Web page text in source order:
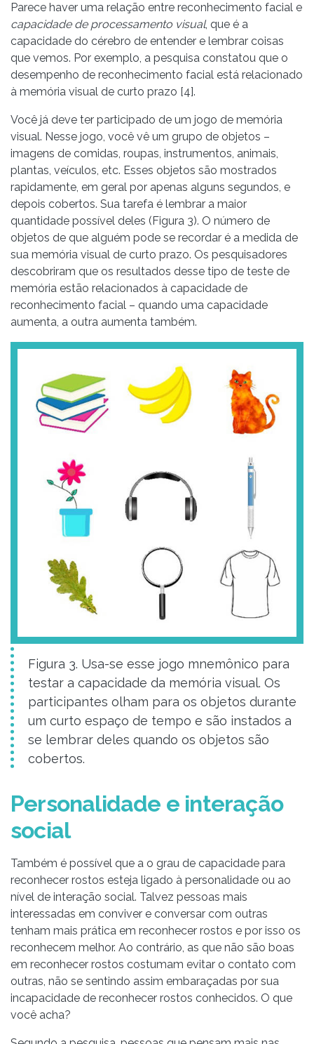
Parece haver uma relação entre reconhecimento facial e
capacidade de processamento visual, que é a
capacidade do cérebro de entender e lembrar coisas
que vemos. Por exemplo, a pesquisa constatou que o
desempenho de reconhecimento facial está relacionado
à memória visual de curto prazo [4].
Você já deve ter participado de um jogo de memória
visual. Nesse jogo, você vê um grupo de objetos –
imagens de comidas, roupas, instrumentos, animais,
plantas, veículos, etc. Esses objetos são mostrados
rapidamente, em geral por apenas alguns segundos, e
depois cobertos. Sua tarefa é lembrar a maior
quantidade possível deles (Figura 3). O número de
objetos de que alguém pode se recordar é a medida de
sua memória visual de curto prazo. Os pesquisadores
descobriram que os resultados desse tipo de teste de
memória estão relacionados à capacidade de
reconhecimento facial – quando uma capacidade
aumenta, a outra aumenta também.
Figura 3. Usa-se esse jogo mnemônico para
testar a capacidade da memória visual. Os
participantes olham para os objetos durante
um curto espaço de tempo e são instados a
se lembrar deles quando os objetos são
cobertos.
Personalidade e interação
social
Também é possível que a o grau de capacidade para
reconhecer rostos esteja ligado à personalidade ou ao
nível de interação social. Talvez pessoas mais
interessadas em conviver e conversar com outras
tenham mais prática em reconhecer rostos e por isso os
reconhecem melhor. Ao contrário, as que não são boas
em reconhecer rostos costumam evitar o contato com
outras, não se sentindo assim embaraçadas por sua
incapacidade de reconhecer rostos conhecidos. O que
você acha?